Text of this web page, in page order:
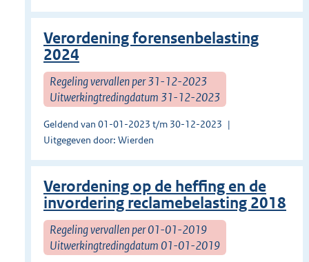
Verordening forensenbelasting
2024
Regeling vervallen per 31-12-2023
Uitwerkingtredingdatum 31-12-2023
Geldend van 01-01-2023 t/m 30-12-2023
Uitgegeven door: Wierden
Verordening op de heffing en de
invordering reclamebelasting 2018
Regeling vervallen per 01-01-2019
Uitwerkingtredingdatum 01-01-2019